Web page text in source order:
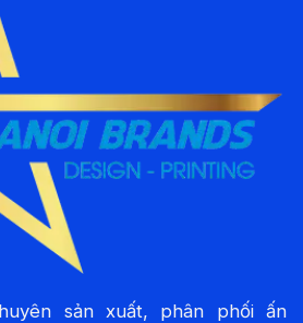
sản xuất, phân phối ấn